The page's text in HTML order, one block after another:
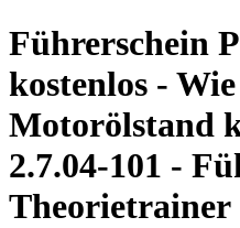
Führerschein
kostenlos -
Motorölstand
2.7.04-101 -
Theorietrainer